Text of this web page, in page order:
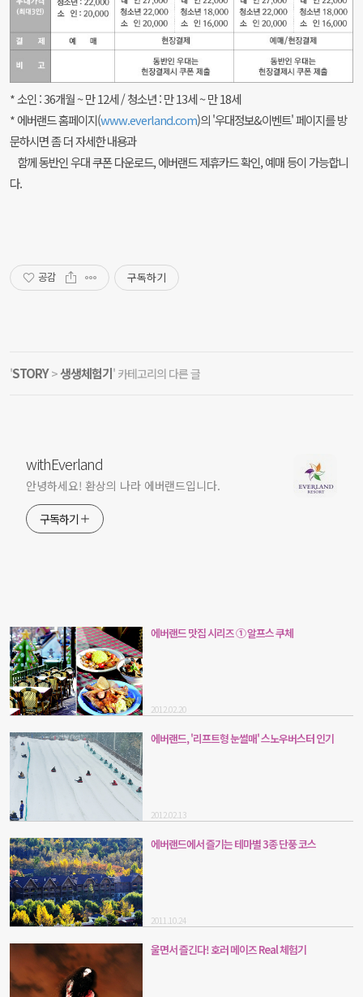
* 소인 : 36개월 ~ 만 12세 / 청소년 : 만 13세 ~ 만 18세
* 에버랜드 홈페이지(www.everland.com)의 '우대정보&이벤트' 페이지를 방
문하시면 좀 더 자세한 내용과
함께 동반인 우대 쿠폰 다운로드, 에버랜드 제휴카드 확인, 예매 등이 가능합니
다.
공감 구독하기
'STORY>생생체험기' 카테고리의 다른 글
withEverland
안녕하세요! 환상의 나라 에버랜드입니다.
구독하기
에버랜드 맛집 시리즈 ① 알프스 쿠체
2012.02.20
에버랜드, '리프트형 눈썰매' 스노우버스터 인기
2012.02.13
에버랜드에서 즐기는 테마별 3종 단풍 코스
2011.10.24
울면서 즐긴다! 호러 메이즈 Real 체험기